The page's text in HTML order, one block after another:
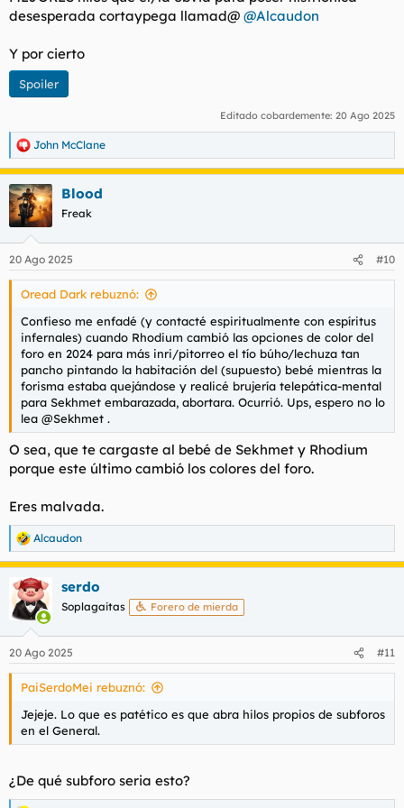
desesperada cortaypega llamad@ @Alcaudon
Y por cierto
Spoiler
Editado cobardemente: 20 Ago 2025
R
e
a
c
c
i
e
s
John McClane
Blood
Freak
20 Ago 2025 #10
Oread Dark rebuznó:
Confieso me enfadé (y contacté espiritualmente con espíritus
infernales) cuando Rhodium cambió las opciones de color del
foro en 2024 para más inri/pitorreo el tío búho/lechuza tan
pancho pintando la habitación del (supuesto) bebé mientras la
forisma estaba quejándose y realicé brujería telepática-mental
para Sekhmet embarazada, abortara. Ocurrió. Ups, espero no lo
lea @Sekhmet .
O sea, que te cargaste al bebé de Sekhmet y Rhodium
porque este último cambió los colores del foro.
Eres malvada.
R
e
a
c
c
i
e
s
Alcaudon
serdo
Soplagaitas Forero de mierda
20 Ago 2025 #11
PaiSerdoMei rebuznó:
Jejeje. Lo que es patético es que abra hilos propios de subforos
en el General.
¿De qué subforo seria esto?